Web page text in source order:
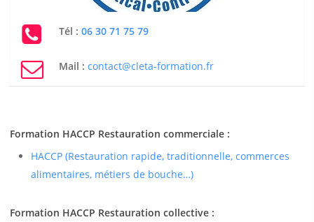
Tél : 06 30 71 75 79
Mail : contact@cleta-formation.fr
Formation HACCP Restauration commerciale :
HACCP (Restauration rapide, traditionnelle, commerces
alimentaires, métiers de bouche…)
Formation HACCP Restauration collective :